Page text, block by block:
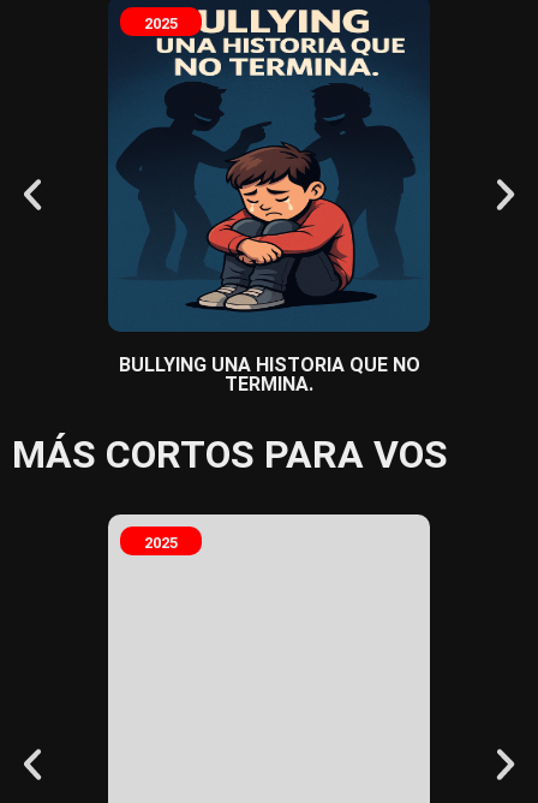
2025
BULLYING UNA HISTORIA QUE NO
TERMINA.
MÁS CORTOS PARA VOS
2025